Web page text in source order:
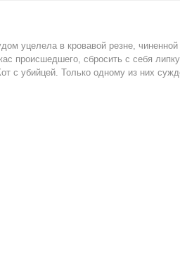
уцелела в кровавой резне, чиненной
происшедшего, сбросить с себя
с убийцей. Только одному из них